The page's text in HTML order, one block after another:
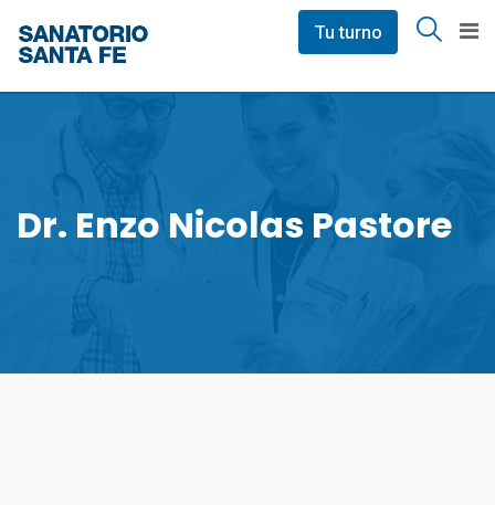
Tu turno
Dr. Enzo Nicolas Pastore